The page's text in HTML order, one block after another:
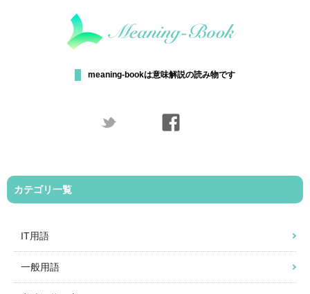
meaning-bookは意味解説の読み物です
カテゴリ一覧
IT用語
一般用語